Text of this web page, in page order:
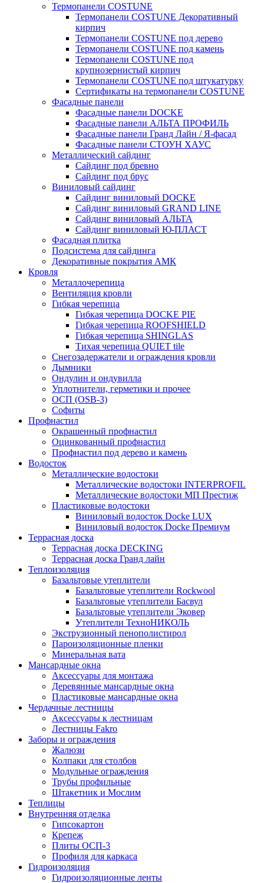
Термопанели COSTUNE
Термопанели COSTUNE Декоративный
кирпич
Термопанели COSTUNE под дерево
Термопанели COSTUNE под камень
Термопанели COSTUNE под
крупнозернистый кирпич
Термопанели COSTUNE под штукатурку
Сертификаты на термопанели COSTUNE
Фасадные панели
Фасадные панели DOCKE
Фасадные панели АЛЬТА ПРОФИЛЬ
Фасадные панели Гранд Лайн / Я-фасад
Фасадные панели СТОУН ХАУС
Металлический сайдинг
Сайдинг под бревно
Сайдинг под брус
Виниловый сайдинг
Сайдинг виниловый DOCKE
Сайдинг виниловый GRAND LINE
Сайдинг виниловый АЛЬТА
Сайдинг виниловый Ю-ПЛАСТ
Фасадная плитка
Подсистема для сайдинга
Декоративные покрытия АМК
Кровля
Металлочерепица
Вентиляция кровли
Гибкая черепица
Гибкая черепица DOCKE PIE
Гибкая черепица ROOFSHIELD
Гибкая черепица SHINGLAS
Тихая черепица QUIET tile
Снегозадержатели и ограждения кровли
Дымники
Ондулин и ондувилла
Уплотнители, герметики и прочее
ОСП (OSB-3)
Софиты
Профнастил
Окрашенный профнастил
Оцинкованный профнастил
Профнастил под дерево и камень
Водосток
Металлические водостоки
Металлические водостоки INTERPROFIL
Металлические водостоки МП Престиж
Пластиковые водостоки
Виниловый водосток Docke LUX
Виниловый водосток Docke Премиум
Террасная доска
Террасная доска DECKING
Террасная доска Гранд лайн
Теплоизоляция
Базальтовые утеплители
Базальтовые утеплители Rockwool
Базальтовые утеплители Басвул
Базальтовые утеплители Эковер
Утеплители ТехноНИКОЛЬ
Экструзионный пенополистирол
Пароизоляционные пленки
Минеральная вата
Мансардные окна
Аксессуары для монтажа
Деревянные мансардные окна
Пластиковые мансардные окна
Чердачные лестницы
Аксессуары к лестницам
Лестницы Fakro
Заборы и ограждения
Жалюзи
Колпаки для столбов
Модульные ограждения
Трубы профильные
Штакетник и Мослим
Теплицы
Внутренняя отделка
Гипсокартон
Крепеж
Плиты ОСП-3
Профиля для каркаса
Гидроизоляция
Гидроизоляционные ленты